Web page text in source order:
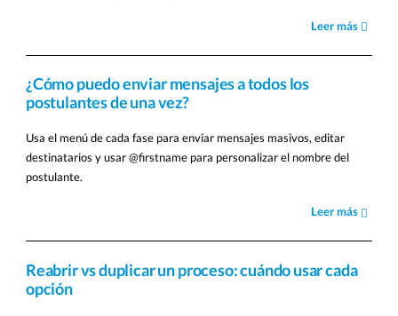
Leer más
¿Cómo puedo enviar mensajes a todos los
postulantes de una vez?
Usa el menú de cada fase para enviar mensajes masivos, editar
destinatarios y usar @firstname para personalizar el nombre del
postulante.
Leer más
Reabrir vs duplicar un proceso: cuándo usar cada
opción